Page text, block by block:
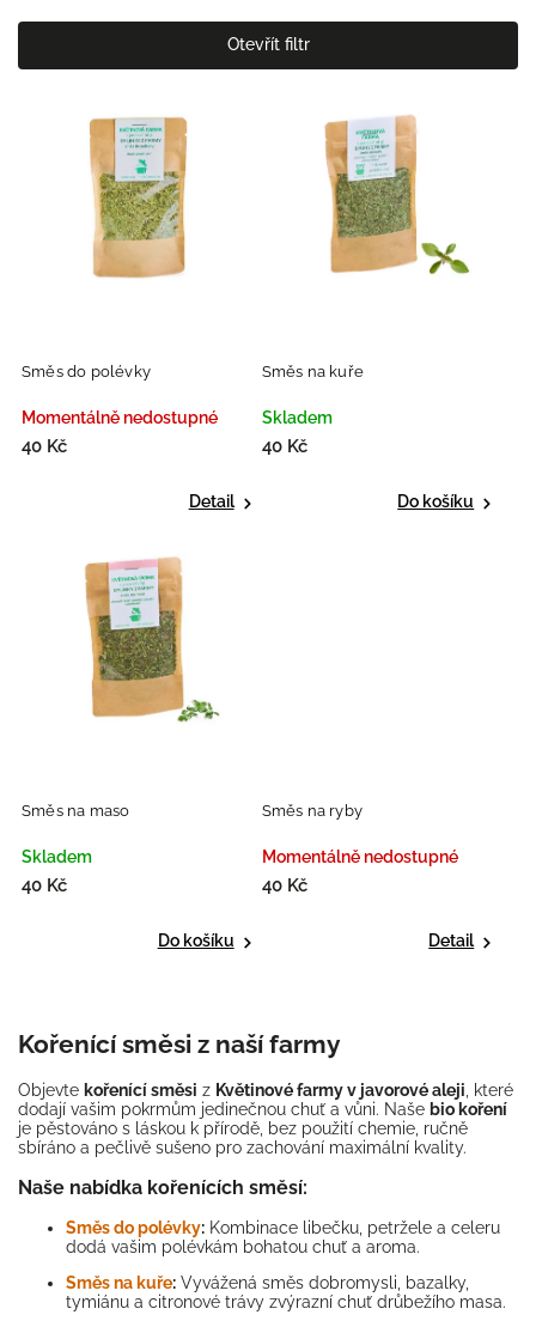
Nejlevnější
Nejdražší
Abecedně
Otevřít filtr
Směs do polévky
Momentálně nedostupné
40 Kč
Detail
Směs na kuře
Skladem
40 Kč
Do košíku
Směs na maso
Skladem
40 Kč
Do košíku
Směs na ryby
Momentálně nedostupné
40 Kč
Detail
Kořenící směsi z naší farmy
Objevte kořenící směsi z Květinové farmy v javorové aleji , které
dodají vašim pokrmům jedinečnou chuť a vůni. Naše bio koření
je pěstováno s láskou k přírodě, bez použití chemie, ručně
sbíráno a pečlivě sušeno pro zachování maximální kvality.
Naše nabídka kořenících směsí:
Směs do polévky: Kombinace libečku, petržele a celeru
dodá vašim polévkám bohatou chuť a aroma.
Směs na kuře: Vyvážená směs dobromysli, bazalky,
tymiánu a citronové trávy zvýrazní chuť drůbežího masa.